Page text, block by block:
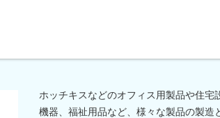
ホッチキスなどのオフィス用製品や住宅
機器、福祉用品など、様々な製品の製造